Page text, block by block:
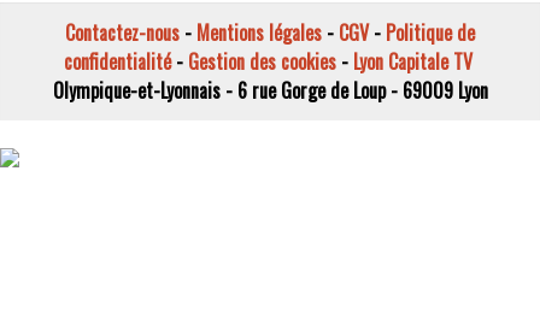
Contactez-nous - Mentions légales - CGV- Politique de
confidentialité- Gestion des cookies- Lyon Capitale TV
Olympique-et-Lyonnais - 6 rue Gorge de Loup - 69009 Lyon